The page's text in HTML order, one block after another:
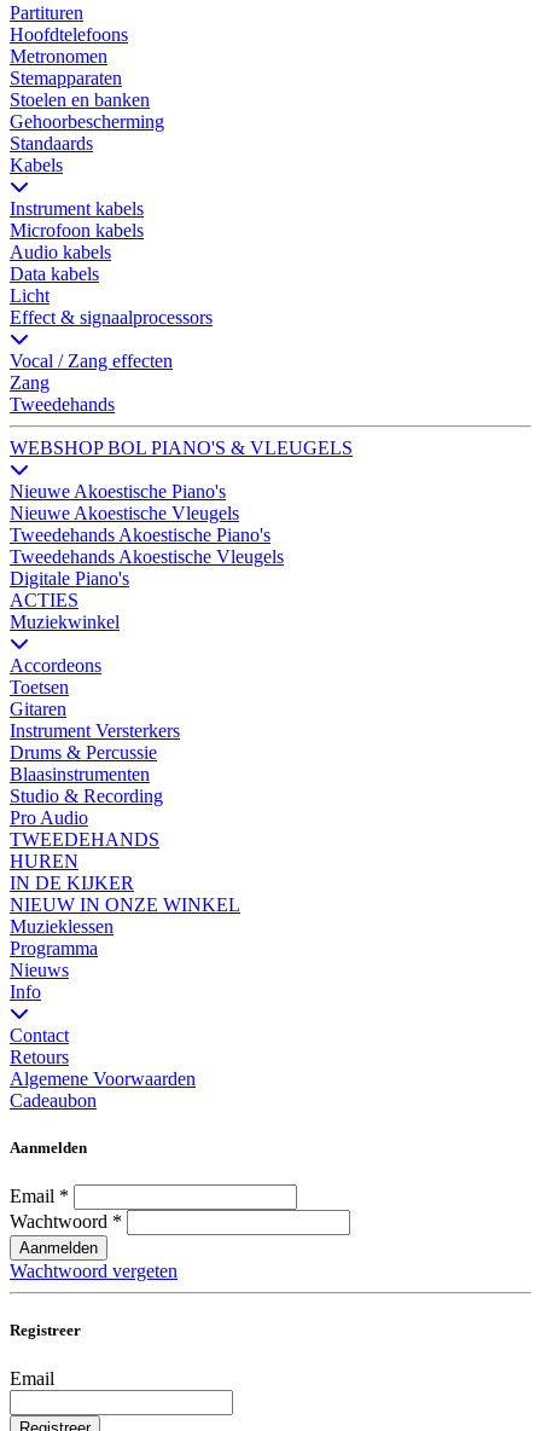
Partituren
Hoofdtelefoons
Metronomen
Stemapparaten
Stoelen en banken
Gehoorbescherming
Standaards
Kabels
Instrument kabels
Microfoon kabels
Audio kabels
Data kabels
Licht
Effect & signaalprocessors
Vocal / Zang effecten
Zang
Tweedehands
WEBSHOP BOL PIANO'S & VLEUGELS
Nieuwe Akoestische Piano's
Nieuwe Akoestische Vleugels
Tweedehands Akoestische Piano's
Tweedehands Akoestische Vleugels
Digitale Piano's
ACTIES
Muziekwinkel
Accordeons
Toetsen
Gitaren
Instrument Versterkers
Drums & Percussie
Blaasinstrumenten
Studio & Recording
Pro Audio
TWEEDEHANDS
HUREN
IN DE KIJKER
NIEUW IN ONZE WINKEL
Muzieklessen
Programma
Nieuws
Info
Contact
Retours
Algemene Voorwaarden
Cadeaubon
Aanmelden
Email *
Wachtwoord *
Aanmelden
Wachtwoord vergeten
Registreer
Email